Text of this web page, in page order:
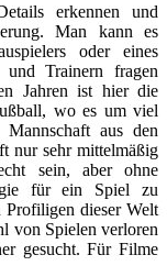
erkennen und
Man kann es
oder eines
und Trainern fragen
Jahren ist hier die
wo es um viel
aus den
nur sehr mittelmäßig
sein, aber ohne
für ein Spiel zu
dieser Welt
von Spielen verloren
gesucht. Für Filme